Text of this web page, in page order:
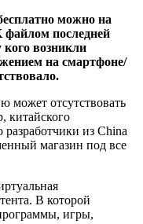
можно на
последней
кого возникли
на смартфоне/
может отсутствовать
китайского
разработчики из China
магазин под все
В которой
игры,